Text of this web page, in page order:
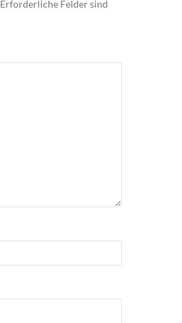
Erforderliche Felder sind